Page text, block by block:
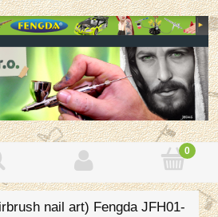
nail art) Fengda JFH01-